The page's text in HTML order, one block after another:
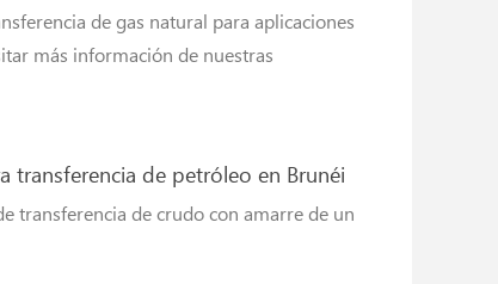
de gas natural para aplicaciones
más información de nuestras
transferencia de petróleo en Brunéi
transferencia de crudo con amarre de un